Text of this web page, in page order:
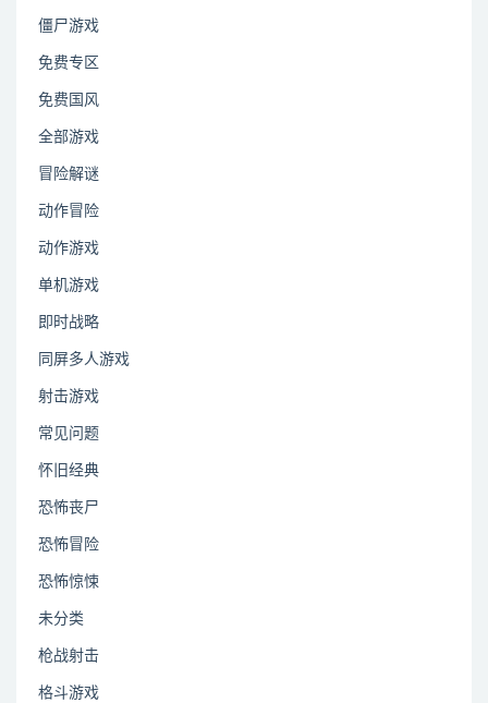
僵尸游戏
免费专区
免费国风
全部游戏
冒险解谜
动作冒险
动作游戏
单机游戏
即时战略
同屏多人游戏
射击游戏
常见问题
怀旧经典
恐怖丧尸
恐怖冒险
恐怖惊悚
未分类
枪战射击
格斗游戏